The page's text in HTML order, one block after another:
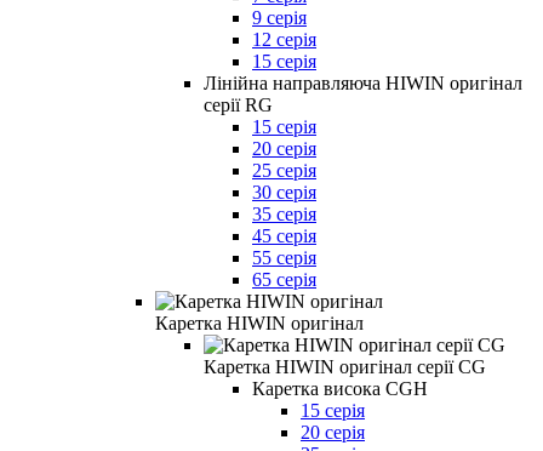
9 серія
12 серія
15 серія
Лінійна направляюча HIWIN оригінал
серії RG
15 серія
20 серія
25 серія
30 серія
35 серія
45 серія
55 серія
65 серія
Каретка HIWIN оригінал
Каретка HIWIN оригінал серії CG
Каретка висока CGH
15 серія
20 серія